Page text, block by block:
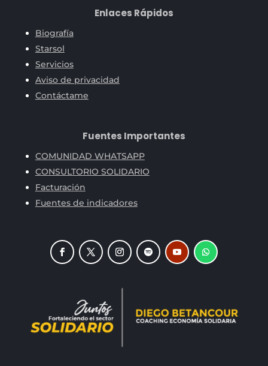
Enlaces Rápidos
Biografía
Starsol
Servicios
Aviso de privacidad
Contáctame
Fuentes Importantes
COMUNIDAD WHATSAPP
CONSULTORIO SOLIDARIO
Facturación
Fuentes de indicadores